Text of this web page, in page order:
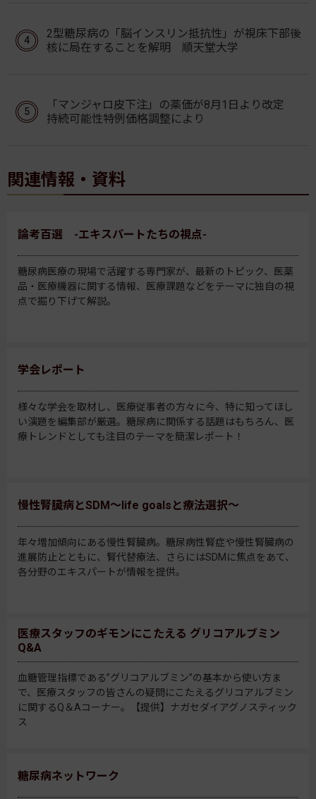
2型糖尿病の「脳インスリン抵抗性」が視床下部後
核に局在することを解明 順天堂大学
「マンジャロ皮下注」の薬価が8月1日より改定
持続可能性特例価格調整により
関連情報・資料
論考百選 -エキスパートたちの視点-
糖尿病医療の現場で活躍する専門家が、最新のトピック、医薬
品・医療機器に関する情報、医療課題などをテーマに独自の視
点で掘り下げて解説。
学会レポート
様々な学会を取材し、医療従事者の方々に今、特に知ってほし
い演題を編集部が厳選。糖尿病に関係する話題はもちろん、医
療トレンドとしても注目のテーマを簡潔レポート！
慢性腎臓病とSDM～life goalsと療法選択～
年々増加傾向にある慢性腎臓病。糖尿病性腎症や慢性腎臓病の
進展防止とともに、腎代替療法、さらにはSDMに焦点をあて、
各分野のエキスパートが情報を提供。
医療スタッフのギモンにこたえる グリコアルブミン
Q&A
血糖管理指標である”グリコアルブミン”の基本から使い方ま
で、医療スタッフの皆さんの疑問にこたえるグリコアルブミン
に関するQ＆Aコーナー。【提供】ナガセダイアグノスティック
ス
糖尿病ネットワーク